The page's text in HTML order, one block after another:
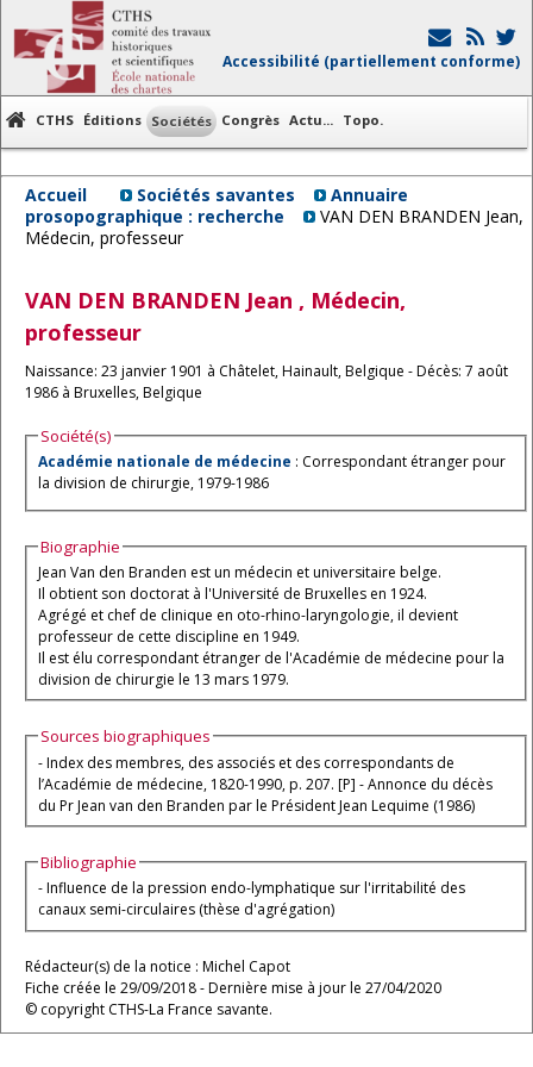
Accessibilité (partiellement conforme)
CTHS Éditions Sociétés Congrès Actu... Topo.
Accueil Sociétés savantes
Annuaire
prosopographique : recherche
VAN DEN BRANDEN Jean,
Médecin, professeur
VAN DEN BRANDEN Jean , Médecin,
professeur
Naissance: 23 janvier 1901 à Châtelet, Hainault, Belgique - Décès: 7 août
1986 à Bruxelles, Belgique
Société(s)
Académie nationale de médecine : Correspondant étranger pour
la division de chirurgie, 1979-1986
Biographie
Jean Van den Branden est un médecin et universitaire belge.
Il obtient son doctorat à l'Université de Bruxelles en 1924.
Agrégé et chef de clinique en oto-rhino-laryngologie, il devient
professeur de cette discipline en 1949.
Il est élu correspondant étranger de l'Académie de médecine pour la
division de chirurgie le 13 mars 1979.
Sources biographiques
- Index des membres, des associés et des correspondants de
l’Académie de médecine, 1820-1990, p. 207. [P] - Annonce du décès
du Pr Jean van den Branden par le Président Jean Lequime (1986)
Bibliographie
- Influence de la pression endo-lymphatique sur l'irritabilité des
canaux semi-circulaires (thèse d'agrégation)
Rédacteur(s) de la notice : Michel Capot
Fiche créée le 29/09/2018 - Dernière mise à jour le 27/04/2020
© copyright CTHS-La France savante.